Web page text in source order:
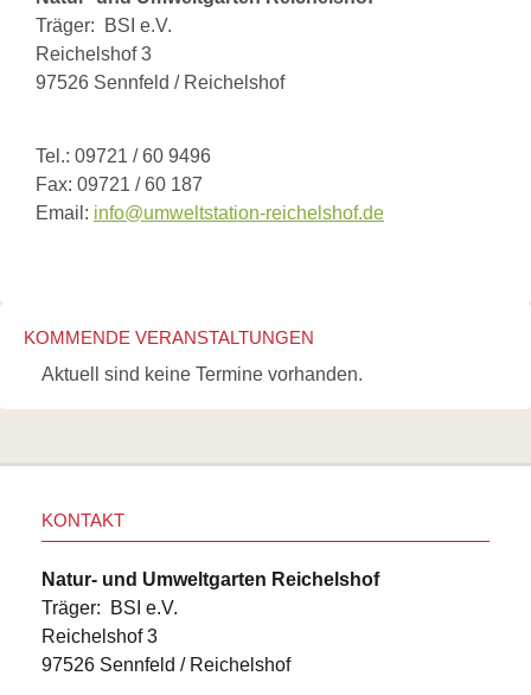
Links
Wildbienen
Bestäubungsfunktion
Hilfe
Literatur
Links
Allgemein
Vielfalt
Träger: BSI e.V.
Reichelshof 3
97526 Sennfeld / Reichelshof
Tel.: 09721 / 60 9496
Fax: 09721 / 60 187
Email: info@umweltstation-reichelshof.de
KOMMENDE VERANSTALTUNGEN
Aktuell sind keine Termine vorhanden.
KONTAKT
Natur- und Umweltgarten Reichelshof
Träger: BSI e.V.
Reichelshof 3
97526 Sennfeld / Reichelshof